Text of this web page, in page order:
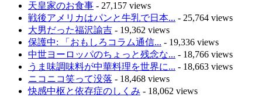
天皇家のお食事 - 27,157 views
戦後アメリカはパンと牛乳で日本... - 25,764 views
大男だった福沢諭吉 - 19,362 views
保護中: 「おもしろコラム通信... - 19,336 views
中世ヨーロッパのちょっと残念な... - 18,766 views
うま味調味料が中華料理を世界に... - 18,663 views
ニコニコ笑って没落 - 18,468 views
快感中枢と依存症のしくみ - 18,062 views